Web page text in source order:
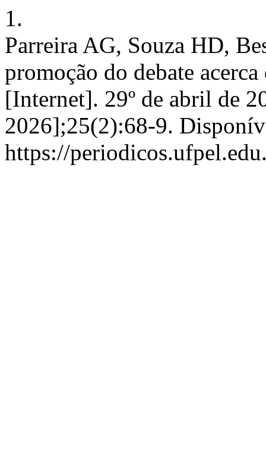
1.
Parreira AG, Souza HD,
promoção do debate
[Internet]. 29º de abril de
2026];25(2):68-9.
https://